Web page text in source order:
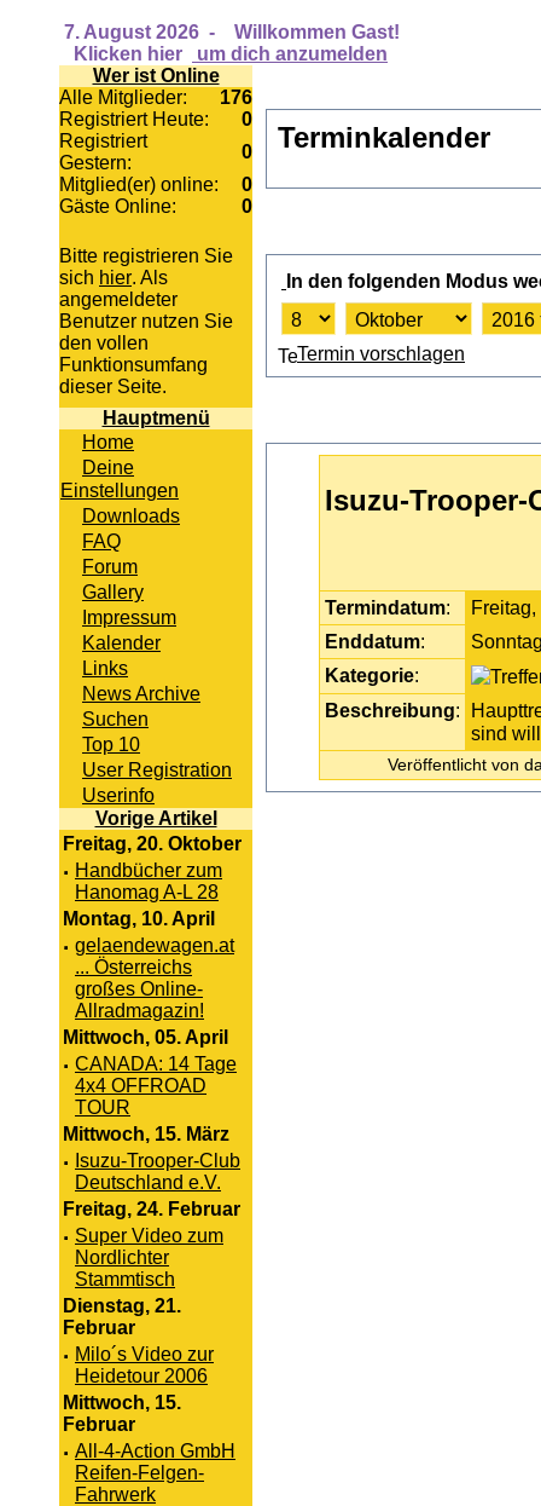
7. August 2026 -
Willkommen Gast!
Klicken hier
um dich anzumelden
Wer ist Online
Alle Mitglieder:
176
Registriert Heute:
0
Registriert
Gestern:
0
Mitglied(er) online:
0
Gäste Online:
0
Bitte registrieren Sie
sich hier. Als
angemeldeter
Benutzer nutzen Sie
den vollen
Funktionsumfang
dieser Seite.
Hauptmenü
Home
Deine
Einstellungen
Downloads
FAQ
Forum
Gallery
Impressum
Kalender
Links
News Archive
Suchen
Top 10
User Registration
Userinfo
Vorige Artikel
Freitag, 20. Oktober
· Handbücher zum
Hanomag A-L 28
Montag, 10. April
· gelaendewagen.at
... Österreichs
großes Online-
Allradmagazin!
Mittwoch, 05. April
· CANADA: 14 Tage
4x4 OFFROAD
TOUR
Mittwoch, 15. März
· Isuzu-Trooper-Club
Deutschland e.V.
Freitag, 24. Februar
· Super Video zum
Nordlichter
Stammtisch
Dienstag, 21.
Februar
· Milo´s Video zur
Heidetour 2006
Mittwoch, 15.
Februar
· All-4-Action GmbH
Reifen-Felgen-
Fahrwerk
Terminkalender
In den folgenden Modus
Termin vorschlagen
Isuzu-Trooper-
Termindatum:
Enddatum:
Kategorie:
Beschreibung:
sind
Veröffentlicht von